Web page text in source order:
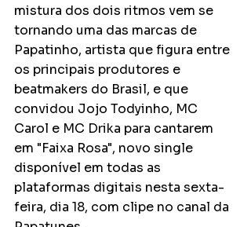
mistura dos dois ritmos vem se
tornando uma das marcas de
Papatinho, artista que figura entre
os principais produtores e
beatmakers do Brasil, e que
convidou Jojo Todyinho, MC
Carol e MC Drika para cantarem
em "Faixa Rosa", novo single
disponível em todas as
plataformas digitais nesta sexta-
feira, dia 18, com clipe no canal da